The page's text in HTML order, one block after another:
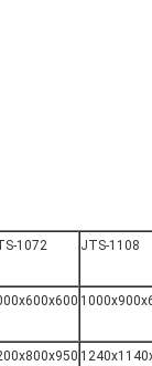
1072 JTS-1108